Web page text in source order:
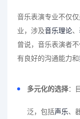
音乐表演专业不仅
业，涉及音乐理论、
曾说，音乐表演者
有良好的沟通能力和
多元化的选择：
泛，包括声乐、